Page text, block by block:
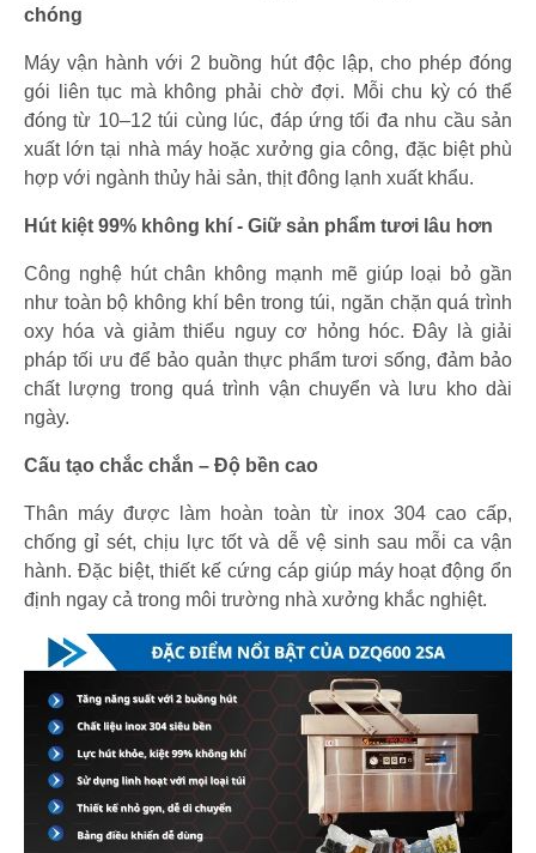
chóng
Máy vận hành với 2 buồng hút độc lập, cho phép đóng
gói liên tục mà không phải chờ đợi. Mỗi chu kỳ có thể
đóng từ 10–12 túi cùng lúc, đáp ứng tối đa nhu cầu sản
xuất lớn tại nhà máy hoặc xưởng gia công, đặc biệt phù
hợp với ngành thủy hải sản, thịt đông lạnh xuất khẩu.
Hút kiệt 99% không khí - Giữ sản phẩm tươi lâu hơn
Công nghệ hút chân không mạnh mẽ giúp loại bỏ gần
như toàn bộ không khí bên trong túi, ngăn chặn quá trình
oxy hóa và giảm thiểu nguy cơ hỏng hóc. Đây là giải
pháp tối ưu để bảo quản thực phẩm tươi sống, đảm bảo
chất lượng trong quá trình vận chuyển và lưu kho dài
ngày.
Cấu tạo chắc chắn – Độ bền cao
Thân máy được làm hoàn toàn từ inox 304 cao cấp,
chống gỉ sét, chịu lực tốt và dễ vệ sinh sau mỗi ca vận
hành. Đặc biệt, thiết kế cứng cáp giúp máy hoạt động ổn
định ngay cả trong môi trường nhà xưởng khắc nghiệt.